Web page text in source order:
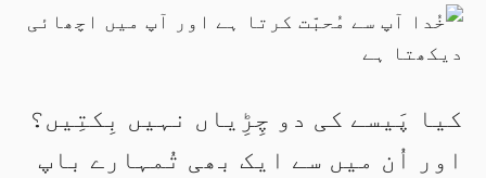
کیا پَیسے کی دو چِڑِیاں نہیں بِکتِیں؟
اور اُن میں سے ایک بھی تُمہارے باپ